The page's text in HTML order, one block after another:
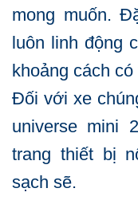
mong muốn.
luôn linh động
khoảng cách có
Đối với xe
universe mini
trang thiết bị
sạch sẽ.